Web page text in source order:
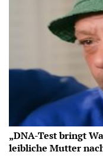
„DNA-Test bringt
leibliche Mutter